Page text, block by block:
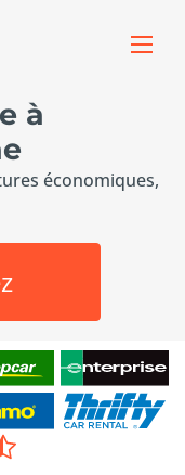
à
économiques,